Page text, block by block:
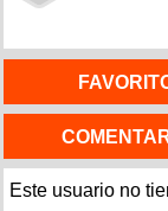
Este usuario no